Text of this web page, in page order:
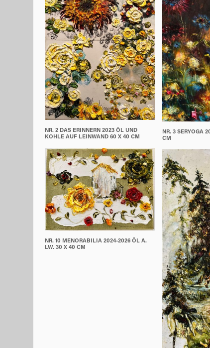
NR. 2 DAS ERINNERN 2023 ÖL UND
KOHLE AUF LEINWAND 60 X 40 CM
NR. 10 MENORABILIA 2024-2026 ÖL A.
LW. 30 X 40 CM
NR. 3 SERYOGA
CM